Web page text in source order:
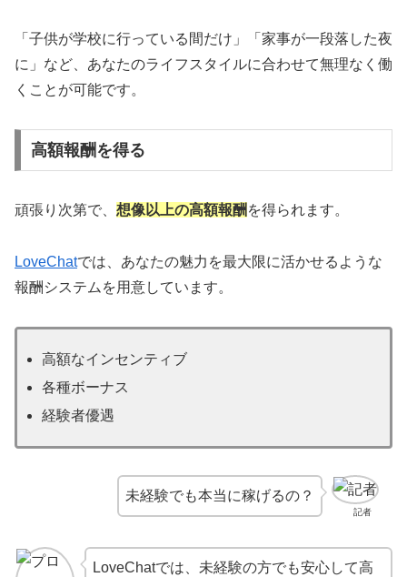
「子供が学校に行っている間だけ」「家事が一段落した夜
に」など、あなたのライフスタイルに合わせて無理なく働
くことが可能です。
高額報酬を得る
頑張り次第で、 想像以上の高額報酬 を得られます。
LoveChatでは、あなたの魅力を最大限に活かせるような
報酬システムを用意しています。
高額なインセンティブ
各種ボーナス
経験者優遇
記者
未経験でも本当に稼げるの？
LoveChatでは、未経験の方でも安心して高